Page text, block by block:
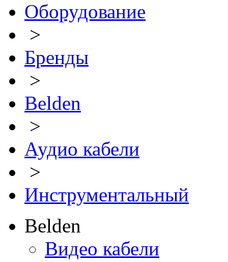
Оборудование
>
Бренды
>
Belden
>
Аудио кабели
>
Инструментальный
Belden
Видео кабели